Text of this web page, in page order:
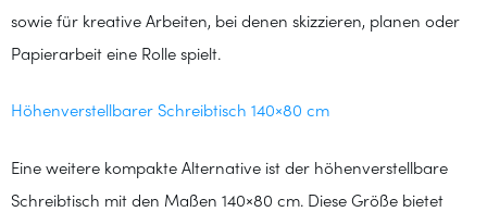
sowie für kreative Arbeiten, bei denen skizzieren, planen oder
Papierarbeit eine Rolle spielt.
Höhenverstellbarer Schreibtisch 140×80 cm
Eine weitere kompakte Alternative ist der höhenverstellbare
Schreibtisch mit den Maßen 140×80 cm. Diese Größe bietet